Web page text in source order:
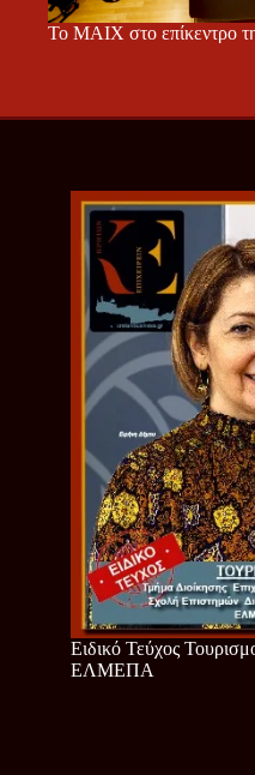
Το ΜΑΙΧ στο επίκεντρο
Ειδικό Τεύχος
ΕΛΜΕΠΑ